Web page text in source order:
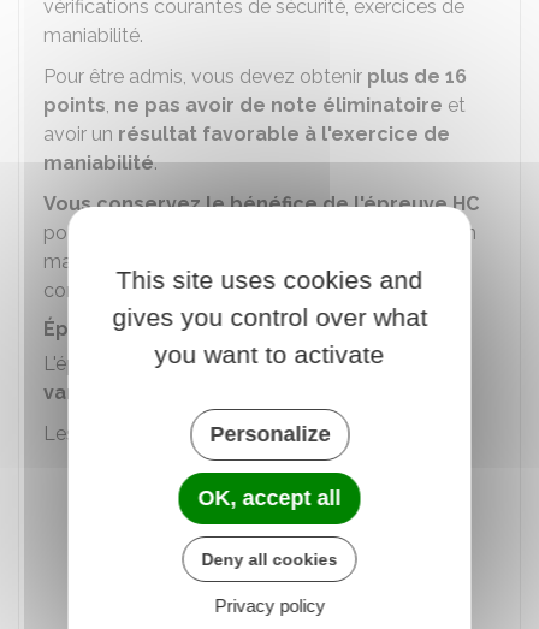
vérifications courantes de sécurité, exercices de
maniabilité.
Pour être admis, vous devez obtenir plus de 16
points, ne pas avoir de note éliminatoire et
avoir un résultat favorable à l'exercice de
maniabilité.
Vous conservez le bénéfice de l'épreuve HC
pour 3 épreuves en circulation (CIR) pendant 1 an
maximum à partir de la réussite à l'épreuve HC à
condition de valider l'épreuve théorique.
Épreuve en circulation (CIR)
L'épreuve CIR se déroule sur desitinéraires
variés
Les
compétencessuivantes sont évaluées :
Savoir s'installer et assurer la sécurité à
Autonomie et la conscience du risque
Connaître et utiliser les commandes
This site uses cookies and
gives you control over what
you want to activate
Personalize
OK, accept all
Deny all cookies
Privacy policy